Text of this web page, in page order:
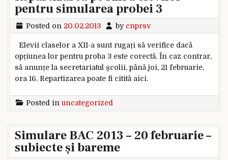
pentru simularea probei 3
Posted on 20.02.2013 by cnprsv
Elevii claselor a XII-a sunt rugați să verifice dacă
opțiunea lor pentru proba 3 este corectă. În caz contrar,
să anunțe la secretariatul școlii, până joi, 21 februarie,
ora 16. Repartizarea poate fi citită aici.
Posted in uncategorized
Simulare BAC 2013 – 20 februarie –
subiecte și bareme